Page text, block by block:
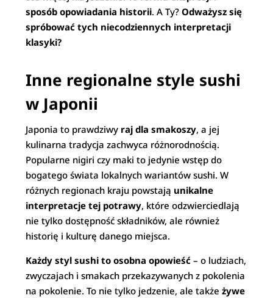
sposób opowiadania historii. A Ty?Odważysz się
spróbować tych niecodziennych interpretacji
klasyki?
Inne regionalne style sushi
w Japonii
Japonia to prawdziwy raj dla smakoszy, a jej
kulinarna tradycja zachwyca różnorodnością.
Popularne nigiri czy maki to jedynie wstęp do
bogatego świata lokalnych wariantów sushi. W
różnych regionach kraju powstają unikalne
interpretacje tej potrawy, które odzwierciedlają
nie tylko dostępność składników, ale również
historię i kulturę danego miejsca.
Każdy styl sushi to osobna opowieść – o ludziach,
zwyczajach i smakach przekazywanych z pokolenia
na pokolenie. To nie tylko jedzenie, ale takżeżywe